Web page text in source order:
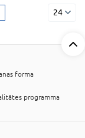
24
forma
programma